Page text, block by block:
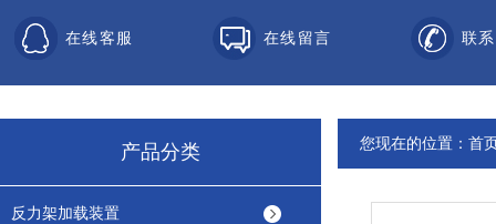
在线客服 在线留言 联
产品分类
反力架加载装置
您现在的位置： 首